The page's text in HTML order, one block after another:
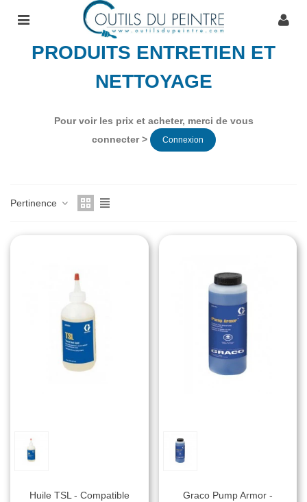
PRODUITS ENTRETIEN ET
NETTOYAGE
Pour voir les prix et acheter, merci de vous
connecter >
Connexion
Pertinence
Huile TSL - Compatible
Graco Pump Armor -